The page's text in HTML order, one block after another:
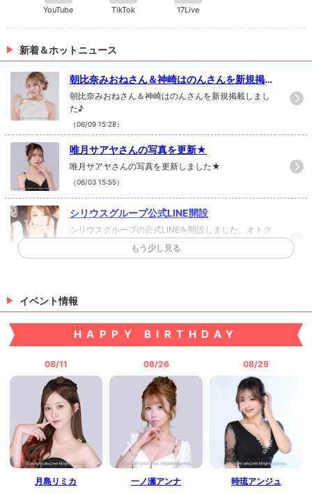
YouTube TikTok 17Live
新着＆ホットニュース
朝比奈みおねさん＆神崎はのんさんを新規掲載
♪
朝比奈みおねさん＆神崎はのんさんを新規掲載しまし
た♪
（06/09 15:28）
唯月サアヤさんの写真を更新★
唯月サアヤさんの写真を更新しました★
（06/03 15:55）
シリウスグループ公式LINE開設
シリウスグループの公式LINEを開設しました。オトク
な情報をどんどん発信していきますので友達登録よろ
しくお願い致します！↓↓↓↓↓公式LINE
桜咲ヒナさんを新規掲載♪
桜咲ヒナさんを新規掲載しました♪
ホットニュース一覧を見る
もう少し見る
イベント情報
HAPPY BIRTHDAY
08/11
月島リミカ
08/26
一ノ瀬アンナ
08/29
時琉アンジュ